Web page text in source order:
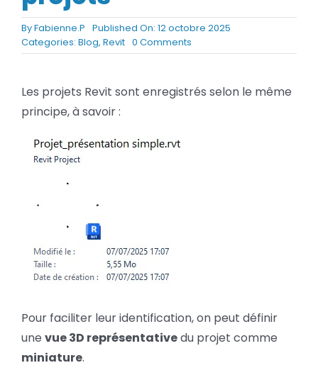
BLOG
Rechercher:
ByFabienne.P Published On: 12 octobre 2025
Categories: Blog, Revit 0 Commentson
Comment
une
vignette
Les projets Revit sont enregistrés selon le même
principe, à savoir :
Pour faciliter leur identification, on peut définir
une vue 3D représentativedu projet comme
miniature.